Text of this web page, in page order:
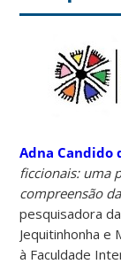
Adna Candido
ficcionais: uma
compreensão
pesquisadora
Jequitinhonha e
à Faculdade